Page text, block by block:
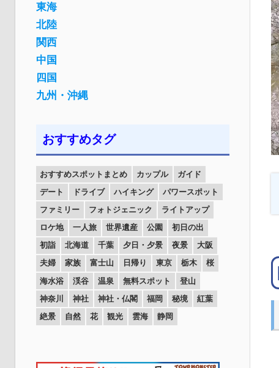
東海
北陸
関西
中国
四国
九州・沖縄
おすすめタグ
おすすめスポットまとめ カップル
ガイド
デート
ドライブ ハイキング
パワースポット
ファミリー
フォトジェニック
ライトアップ
ロケ地
一人旅 世界遺産 公園
初日の出
初詣
北海道 千葉 夕日・夕景 夜景
大阪
夫婦
家族 富士山 日帰り 東京 栃木
桜
海水浴
渓谷 温泉 無料スポット
登山
神奈川
神社 神社・仏閣 福岡 秘境
紅葉
絶景
自然 花 観光 雲海 静岡